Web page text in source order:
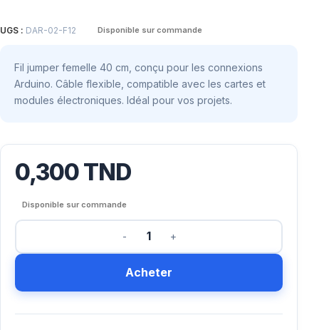
UGS : DAR-02-F12 Disponible sur commande
Fil jumper femelle 40 cm, conçu pour les connexions
Arduino. Câble flexible, compatible avec les cartes et
modules électroniques. Idéal pour vos projets.
0,300TND
Disponible sur commande
Acheter